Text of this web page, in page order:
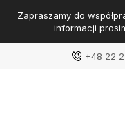
do współpracy
informacji prosimy o
+48 22